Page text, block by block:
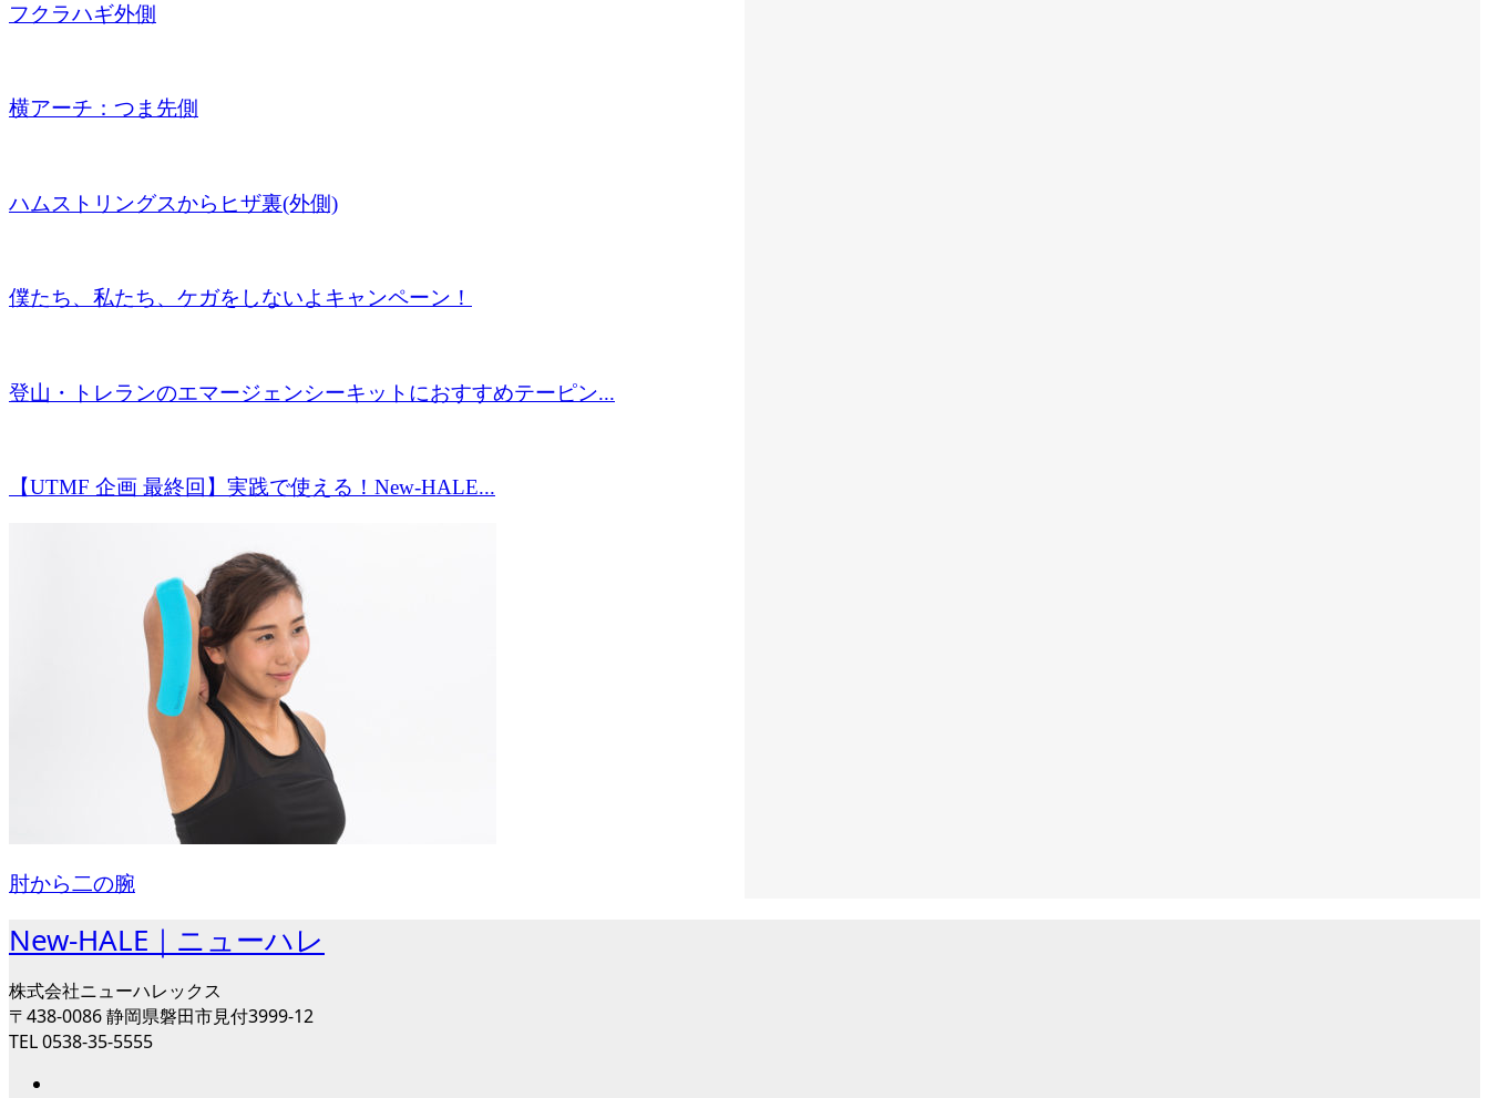
フクラハギ外側
横アーチ：つま先側
ハムストリングスからヒザ裏(外側)
僕たち、私たち、ケガをしないよキャンペーン！
登山・トレランのエマージェンシーキットにおすすめテーピン...
【UTMF 企画 最終回】実践で使える！New-HALE...
肘から二の腕
New-HALE｜ニューハレ
株式会社ニューハレックス
〒438-0086 静岡県磐田市見付3999-12
TEL 0538-35-5555